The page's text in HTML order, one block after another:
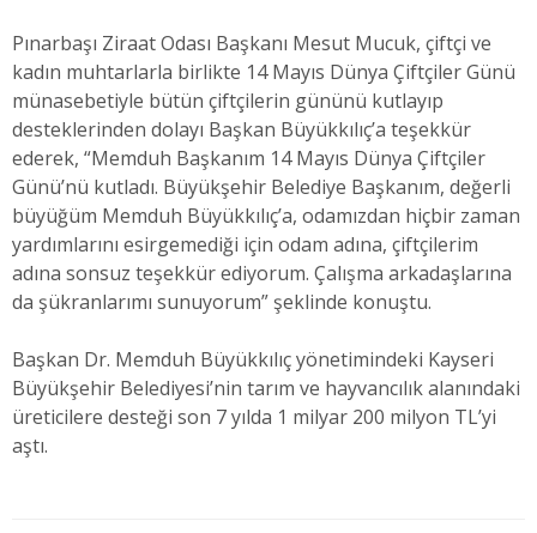
Pınarbaşı Ziraat Odası Başkanı Mesut Mucuk, çiftçi ve
kadın muhtarlarla birlikte 14 Mayıs Dünya Çiftçiler Günü
münasebetiyle bütün çiftçilerin gününü kutlayıp
desteklerinden dolayı Başkan Büyükkılıç’a teşekkür
ederek, “Memduh Başkanım 14 Mayıs Dünya Çiftçiler
Günü’nü kutladı. Büyükşehir Belediye Başkanım, değerli
büyüğüm Memduh Büyükkılıç’a, odamızdan hiçbir zaman
yardımlarını esirgemediği için odam adına, çiftçilerim
adına sonsuz teşekkür ediyorum. Çalışma arkadaşlarına
da şükranlarımı sunuyorum” şeklinde konuştu.
Başkan Dr. Memduh Büyükkılıç yönetimindeki Kayseri
Büyükşehir Belediyesi’nin tarım ve hayvancılık alanındaki
üreticilere desteği son 7 yılda 1 milyar 200 milyon TL’yi
aştı.